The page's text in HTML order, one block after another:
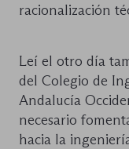
racionalización
Leí el otro día
del Colegio de
Andalucía
necesario
hacia la